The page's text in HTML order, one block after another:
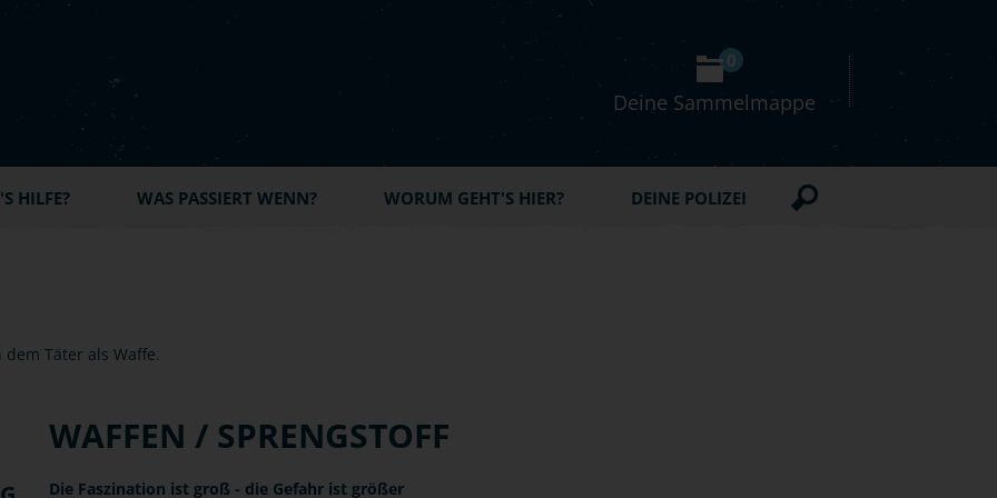
Deine Sammelmappe
0
HILFE? WAS PASSIERT WENN? WORUM GEHT'S HIER? DEINE POLIZEI
WAFFEN / SPRENGSTOFF
Die Faszination ist groß - die Gefahr ist größer